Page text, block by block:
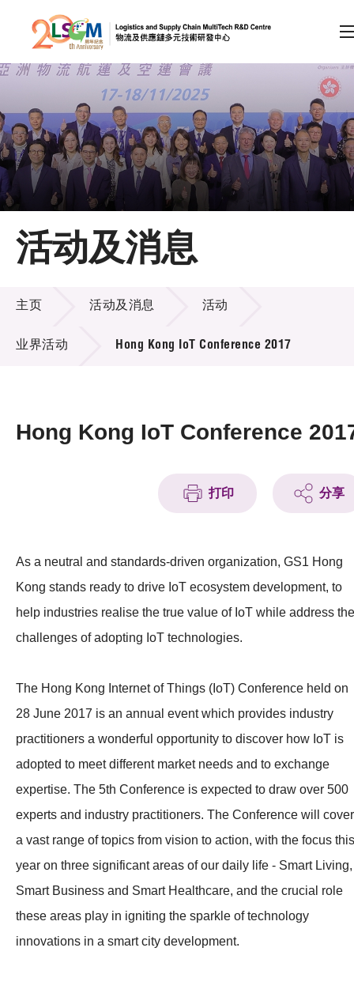
跳到内容（按回车键）
会员登录
A A EN 繁 简
主页
关于LSCM
技术商品化
项目及资助计划
活动及消息
科技分享
会籍
活动及消息
活动及消息
主页 活动及消息 活动
业界活动 Hong Kong IoT Conference 2017
Hong Kong IoT Conference
打印 分享
As a neutral and standards-driven organization, GS1 Hong
Kong stands ready to drive IoT ecosystem development, to
help industries realise the true value of IoT while address the
challenges of adopting IoT technologies.
The Hong Kong Internet of Things (IoT) Conference held on
28 June 2017 is an annual event which provides industry
practitioners a wonderful opportunity to discover how IoT is
adopted to meet different market needs and to exchange
expertise. The 5th Conference is expected to draw over 500
experts and industry practitioners. The Conference will cover
a vast range of topics from vision to action, with the focus this
year on three significant areas of our daily life - Smart Living,
Smart Business and Smart Healthcare, and the crucial role
these areas play in igniting the sparkle of technology
innovations in a smart city development.